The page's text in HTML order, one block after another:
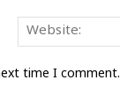
Email:*
time I comment.